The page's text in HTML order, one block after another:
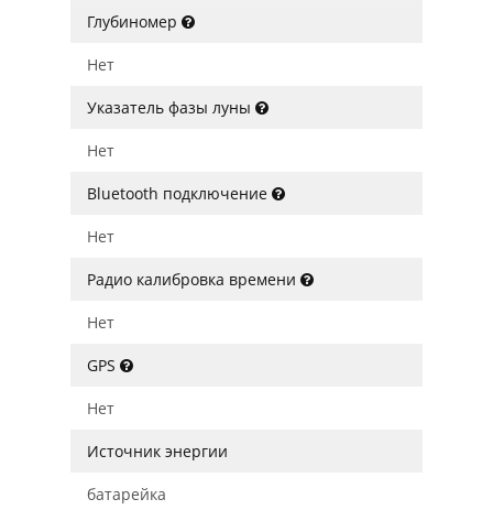
Глубиномер
Нет
Указатель фазы луны
Нет
Bluetooth подключение
Нет
Радио калибровка времени
Нет
GPS
Нет
Источник энергии
батарейка